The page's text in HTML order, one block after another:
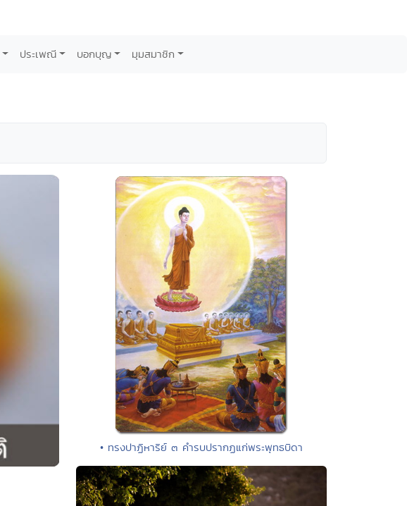
ประเพณี บอกบุญ มุมสมาชิก
• ทรงปาฏิหาริย์ ๓ คำรบปรากฏแก่พระพุทธบิดา